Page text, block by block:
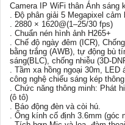
Camera IP WiFi thân Ánh sáng
. Độ phân giải 5 Megapixel
. 2880 × 1620@(1–25/30 fps)
. Chuẩn nén hình ảnh H265+
. Chế độ ngày đêm (ICR),
bằng trắng (AWB), tự động bù
sáng(BLC), chống nhiễu (3D-
. Tầm xa hồng ngoại 30m,
công nghệ chiếu sáng kép
. Chức năng thông minh: Phát
(ô tô)
. Báo động đèn và còi hú.
. Ống kính cố định 3.6mm (góc